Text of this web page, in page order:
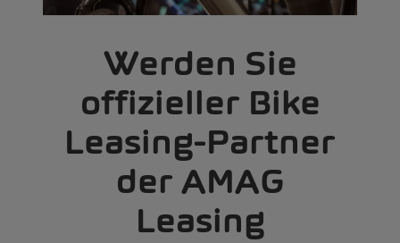
Werden Sie
offizieller Bike
Leasing-Partner
der AMAG
Leasing